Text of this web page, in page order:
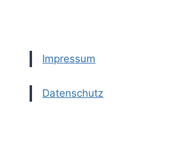
Impressum
Datenschutz